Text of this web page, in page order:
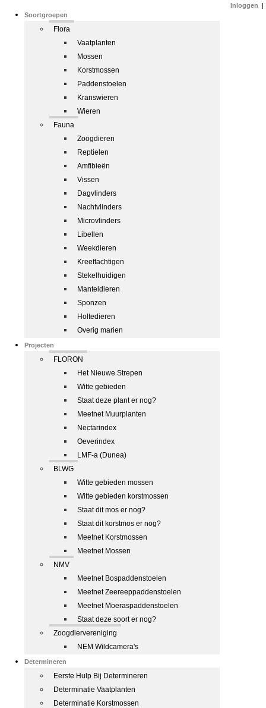
Soortgroepen
Flora
Vaatplanten
Mossen
Korstmossen
Paddenstoelen
Kranswieren
Wieren
Fauna
Zoogdieren
Reptielen
Amfibieën
Vissen
Dagvlinders
Nachtvlinders
Microvlinders
Libellen
Weekdieren
Kreeftachtigen
Stekelhuidigen
Manteldieren
Sponzen
Holtedieren
Overig marien
Projecten
FLORON
Het Nieuwe Strepen
Witte gebieden
Staat deze plant er nog?
Meetnet Muurplanten
Nectarindex
Oeverindex
LMF-a (Dunea)
BLWG
Witte gebieden mossen
Witte gebieden korstmossen
Staat dit mos er nog?
Staat dit korstmos er nog?
Meetnet Korstmossen
Meetnet Mossen
NMV
Meetnet Bospaddenstoelen
Meetnet Zeereeppaddenstoelen
Meetnet Moeraspaddenstoelen
Staat deze soort er nog?
Zoogdiervereniging
NEM Wildcamera's
Determineren
Eerste Hulp Bij Determineren
Determinatie Vaatplanten
Determinatie Korstmossen
Inloggen |